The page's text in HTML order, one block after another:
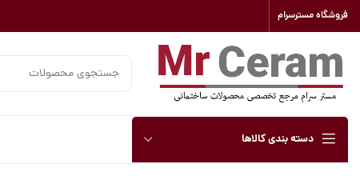
فروشگاه مسترسرام
دسته بندی کالاها